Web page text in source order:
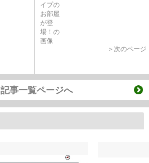
＞次のページ
記事一覧ページへ